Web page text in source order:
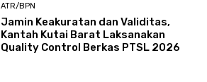
ATR/BPN
Jamin Keakuratan dan Validitas,
Kantah Kutai Barat Laksanakan
Quality Control Berkas PTSL 2026